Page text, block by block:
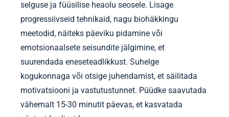
selguse ja füüsilise heaolu seosele. Lisage
progressiivseid tehnikaid, nagu biohäkkingu
meetodid, näiteks päeviku pidamine või
emotsionaalsete seisundite jälgimine, et
suurendada eneseteadlikkust. Suhelge
kogukonnaga või otsige juhendamist, et säilitada
motivatsiooni ja vastutustunnet. Püüdke saavutada
vähemalt 15-30 minutit päevas, et kasvatada